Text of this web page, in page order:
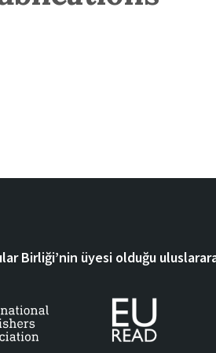
Birliği’nin üyesi olduğu